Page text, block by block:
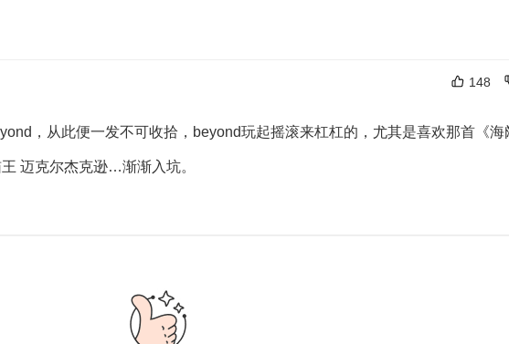
148
，从此便一发不可收拾，beyond玩起摇滚来杠杠的，尤其是喜欢那首《海
迈克尔杰克逊…渐渐入坑。